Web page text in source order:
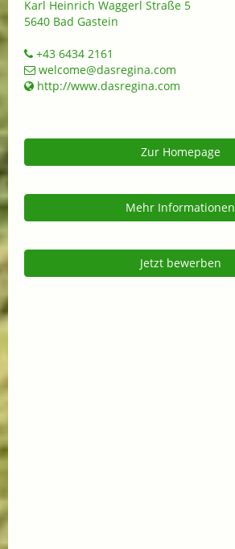
Karl Heinrich Waggerl Straße 5
5640 Bad Gastein
+43 6434 2161
welcome@dasregina.com
http://www.dasregina.com
Zur Homepage
Mehr Informationen
Jetzt bewerben